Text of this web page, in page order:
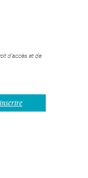
d'accès et de